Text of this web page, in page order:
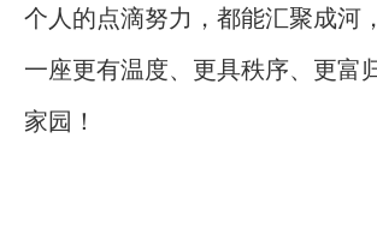
个人的点滴努力，都能汇聚成河
一座更有温度、更具秩序、更富
家园！